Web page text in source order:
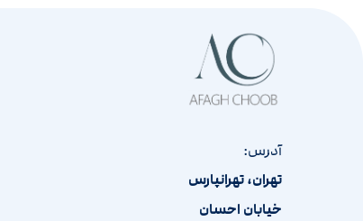
آدرس:
تهران، تهرانپارس
خیابان احسان